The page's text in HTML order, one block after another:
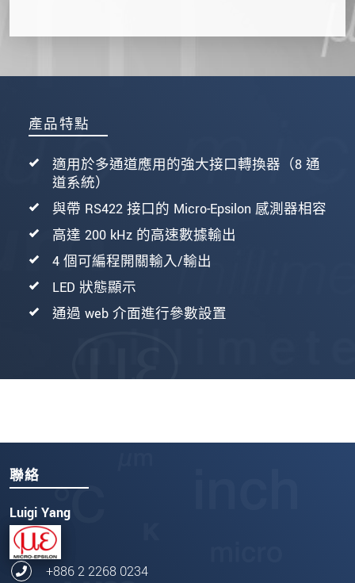
產品特點
適用於多通道應用的強大接口轉換器（8 通
道系統）
與帶 RS422 接口的 Micro-Epsilon 感測器相容
高達 200 kHz 的高速數據輸出
4 個可編程開關輸入/輸出
LED 狀態顯示
通過 web 介面進行參數設置
聯絡
Luigi Yang
+886 2 2268 0234